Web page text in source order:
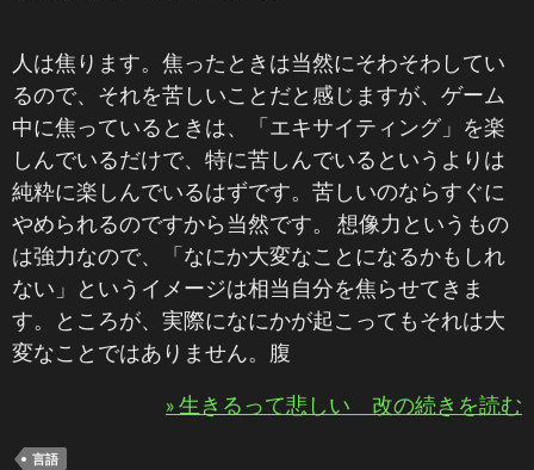
人は焦ります。焦ったときは当然にそわそわしてい
るので、それを苦しいことだと感じますが、ゲーム
中に焦っているときは、「エキサイティング」を楽
しんでいるだけで、特に苦しんでいるというよりは
純粋に楽しんでいるはずです。苦しいのならすぐに
やめられるのですから当然です。 想像力というもの
は強力なので、「なにか大変なことになるかもしれ
ない」というイメージは相当自分を焦らせてきま
す。ところが、実際になにかが起こってもそれは大
変なことではありません。腹
» 生きるって悲しい 改の続きを読む
言語